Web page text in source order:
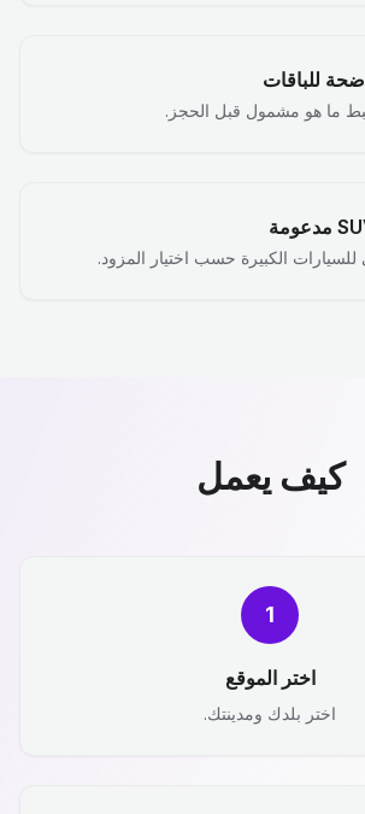
للباقات
ما هو مشمول قبل الحجز.
الكبيرة حسب اختيار المزود.
كيف يعمل
1
اختر الموقع
اختر بلدك ومدينتك.